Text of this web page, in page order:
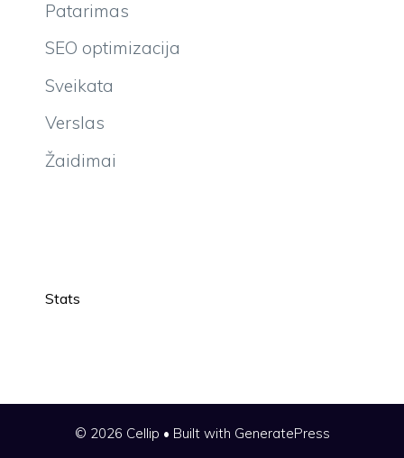
Patarimas
SEO optimizacija
Sveikata
Verslas
Žaidimai
Stats
© 2026 Cellip • Built with GeneratePress